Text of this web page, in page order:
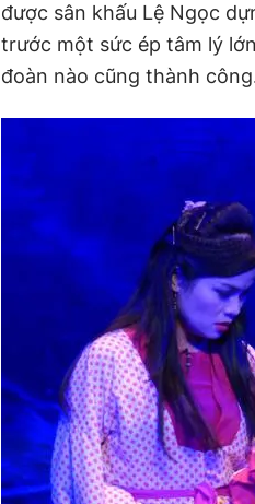
được sân khấu Lệ Ngọc
trước một sức ép tâm lý
đoàn nào cũng thành